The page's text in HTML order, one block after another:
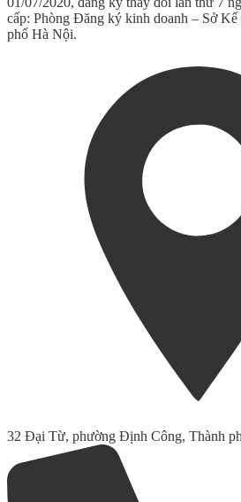
cấp: Phòng Đăng ký kinh doanh – Sở
phố Hà Nội.
32 Đại Từ, phường Định Công, Thành